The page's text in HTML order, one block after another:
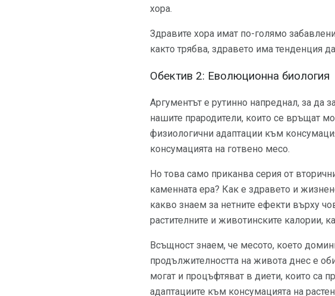
хора.
Здравите хора имат по-голямо
както трябва, здравето има тенденция
Обектив 2: Еволюционна биология
Аргументът е рутинно напреднал, за да
нашите прародители, които се връщат
физиологични адаптации към
консумацията на готвено месо.
Но това само приканва серия от
каменната ера? Как е здравето и
какво знаем за нетните ефекти върху
растителните и животинските калории,
Всъщност знаем, че месото, което
продължителността на живота днес е
могат и процъфтяват в диети, които са
адаптациите към консумацията на